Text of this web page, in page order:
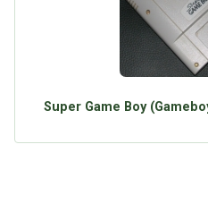
Super Game Boy